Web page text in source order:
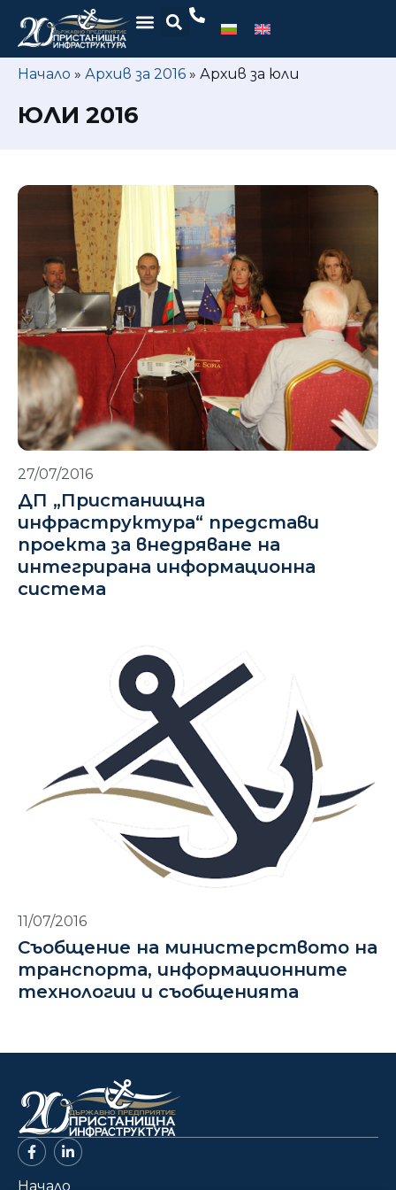
Начало » Архив за 2016 » Архив за юли
ЮЛИ 2016
27/07/2016
ДП „Пристанищна
инфраструктура“ представи
проекта за внедряване на
интегрирана информационна
система
11/07/2016
Съобщение на министерството на
транспорта, информационните
технологии и съобщенията
Начало